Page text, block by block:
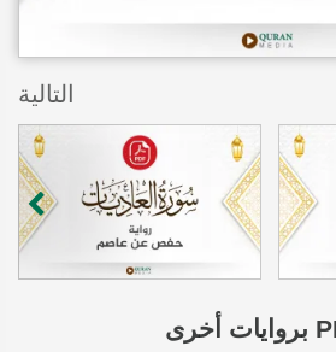
التالية